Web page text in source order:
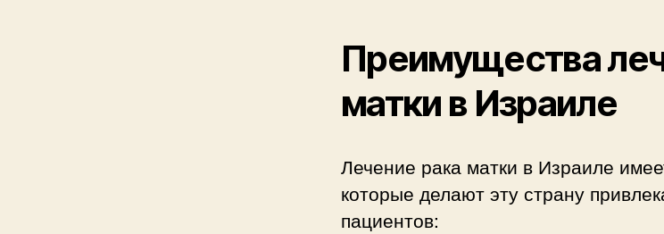
Преимущества
матки в Израиле
Лечение рака матки в Израиле
которые делают эту страну
пациентов: